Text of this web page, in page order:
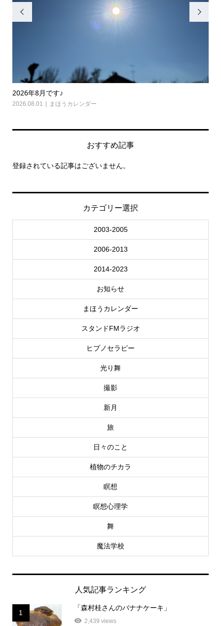

2026年8月です♪
2026.08.01 まほうカレンダー

おすすめ記事
登録されている記事はございません。
カテゴリー選択
2003-2005
2006-2013
2014-2023
お知らせ
まほうカレンダー
スタンドFMラジオ
ヒプノセラピー
光り舞
撮影
新月
旅
日々のこと
植物のチカラ
瞑想
瞑想心理学
舞
魔法学校
人気記事ランキング
1
「森村桂さんのバナナケーキ」
2,439 views